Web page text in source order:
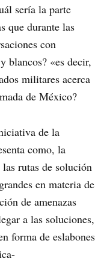
sería la parte
que durante las
con
blancos? «es decir,
militares acerca
de México?
de la
como, la
rutas de solución
en materia de
de amenazas
a las soluciones,
forma de eslabones